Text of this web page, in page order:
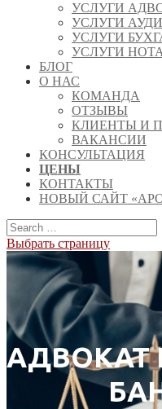
УСЛУГИ
УСЛУГИ
УСЛУГИ
УСЛУГИ
БЛОГ
О НАС
КОМАНДА
ОТЗЫВЫ
КЛИЕНТЫ И
ВАКАНСИИ
КОНСУЛЬТАЦИЯ
ЦЕНЫ
КОНТАКТЫ
НОВЫЙ САЙТ
Выбрать страницу
АДВОКАТ